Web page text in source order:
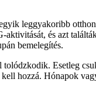
leggyakoribb
és azt
bemelegítés.
Esetleg
hozzá. Hónapok